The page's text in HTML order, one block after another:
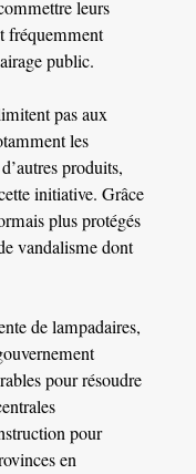
leurs
fréquemment
public.
pas aux
les
produits,
initiative. Grâce
plus protégés
vandalisme dont
de lampadaires,
pour résoudre
pour
en